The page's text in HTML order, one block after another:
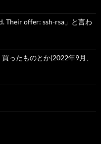
Their offer: ssh-rsa」と言わ
ったものとか(2022年9月、